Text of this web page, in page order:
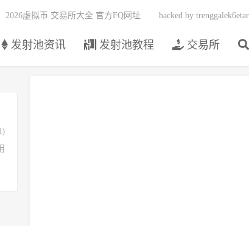
发射池资讯 发射池教程 交易所
2026虚拟币 交易所大全 官方FQ网址 hacked by trenggalek6etar
1)